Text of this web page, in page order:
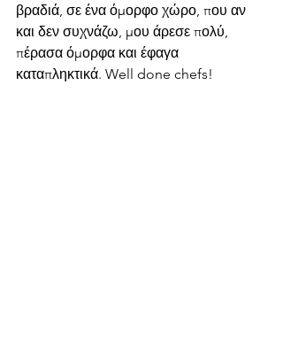
βραδιά, σε ένα όμορφο χώρο, που αν
και δεν συχνάζω, μου άρεσε πολύ,
πέρασα όμορφα και έφαγα
καταπληκτικά. Well done chefs!